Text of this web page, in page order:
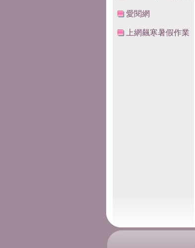
愛閱網
上網飆寒暑假作業